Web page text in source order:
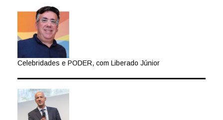
Celebridades e PODER, com Liberado Júnior